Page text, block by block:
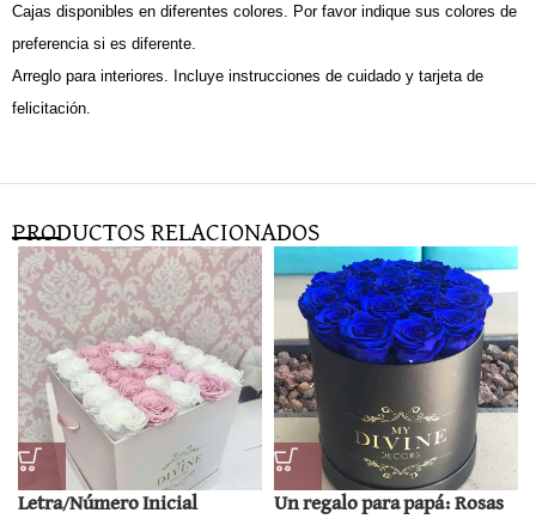
Cajas disponibles en diferentes colores. Por favor indique sus colores de
preferencia si es diferente.
Arreglo para interiores. Incluye instrucciones de cuidado y tarjeta de
felicitación.
PRODUCTOS RELACIONADOS
Letra/Número Inicial
Un regalo para papá: Rosas